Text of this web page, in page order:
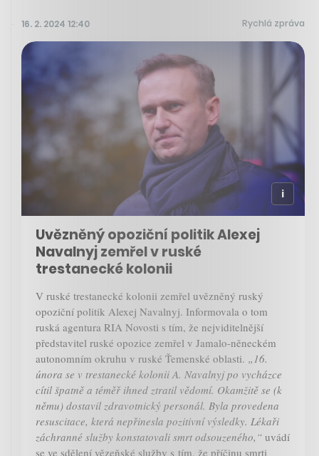
16. 2. 2024 12:40 Rychlá zpráva
Uvězněný opoziční politik Alexej
Navalnyj zemřel v ruské
trestanecké kolonii
V ruské trestanecké kolonii zemřel uvězněný ruský
opoziční politik Alexej Navalnyj. Informovala o tom
ruská agentura RIA Novosti s tím, že nejviditelnější
představitel ruské opozice zemřel v Jamalo-něneckém
autonomním okruhu v ruské Ťemenské oblasti. „16.
února se v trestanecké kolonii A. Navalnyj po vycházce
cítil špatně a téměř ihned ztratil vědomí. Okamžitě se (k
němu) dostavil zdravotnický personál. Byla provedena
resuscitace, která nepřinesla pozitivní výsledky. Lékaři
záchranné služby konstatovali smrt odsouzeného,“ uvádí
se ve sdělení vězeňské služby s tím, že příčinu smrti